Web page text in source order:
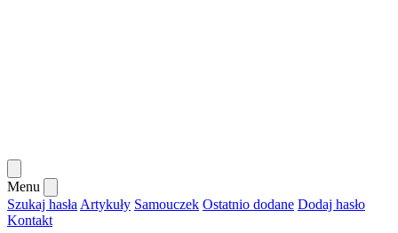
Menu
Szukaj hasła Artykuły Samouczek Ostatnio dodane Dodaj hasło
Kontakt